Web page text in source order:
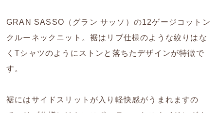
GRAN SASSO（グラン サッソ）の12ゲージコットン
クルーネックニット。裾はリブ仕様のような絞りはな
くTシャツのようにストンと落ちたデザインが特徴で
す。
裾にはサイドスリットが入り軽快感がうまれますの